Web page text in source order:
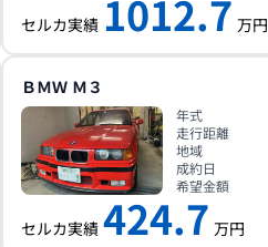
セルカ実績 1012.7 万円
ＢＭＷ Ｍ３
年式
走行距離
地域
成約日
希望金額
セルカ実績 424.7 万円